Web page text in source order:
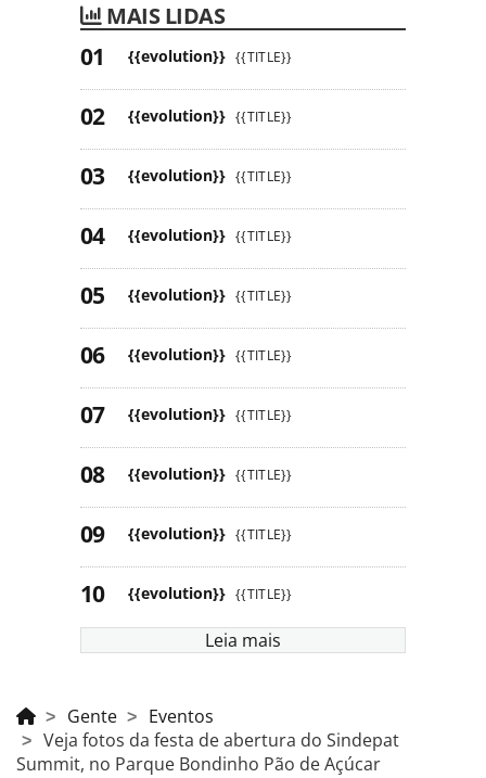
MAIS LIDAS
{{evolution}} {{TITLE}}
{{evolution}} {{TITLE}}
{{evolution}} {{TITLE}}
{{evolution}} {{TITLE}}
{{evolution}} {{TITLE}}
{{evolution}} {{TITLE}}
{{evolution}} {{TITLE}}
{{evolution}} {{TITLE}}
{{evolution}} {{TITLE}}
{{evolution}} {{TITLE}}
Leia mais
Gente
Eventos
Veja fotos da festa de abertura do Sindepat
Summit, no Parque Bondinho Pão de Açúcar